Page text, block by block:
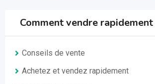
Comment vendre rapidement
Conseils de vente
Achetez et vendez rapidement